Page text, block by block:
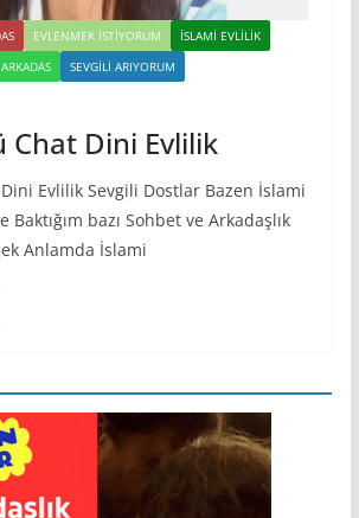
EVLENMEK İSTIYORUM
İSLAMI EVLILIK
SEVGILI ARIYORUM
Chat Dini Evlilik
Evlilik Sevgili Dostlar Bazen İslami
Baktığım bazı Sohbet ve Arkadaşlık
Anlamda İslami